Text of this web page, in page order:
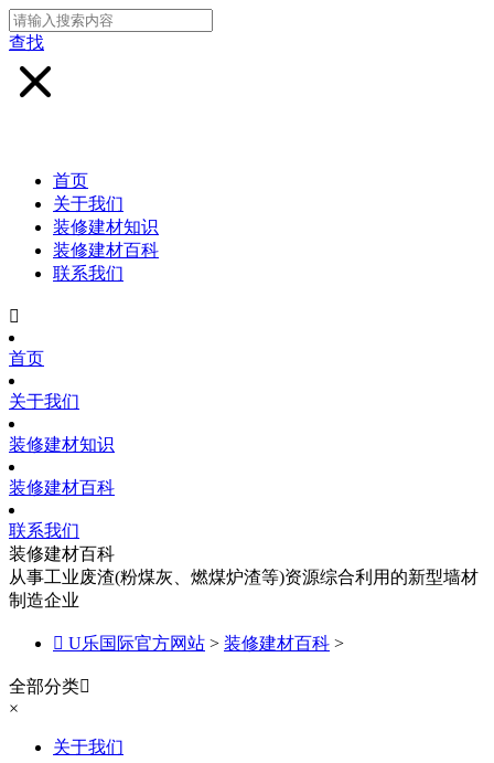
查找
首页
关于我们
装修建材知识
装修建材百科
联系我们

首页
关于我们
装修建材知识
装修建材百科
联系我们
装修建材百科
从事工业废渣(粉煤灰、燃煤炉渣等)资源综合利用的新型墙材
制造企业
 U乐国际官方网站 > 装修建材百科 >
全部分类
×
关于我们